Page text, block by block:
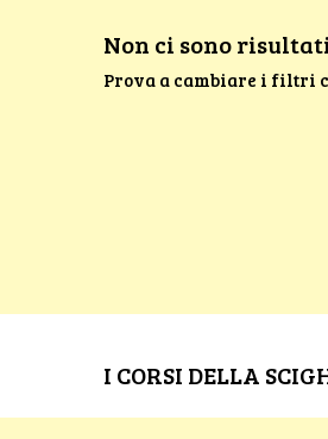
Non ci sono
Prova a cambiare i filtri
I CORSI DELLA